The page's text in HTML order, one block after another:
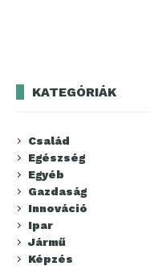
KATEGÓRIÁK
Család
Egészség
Egyéb
Gazdaság
Innováció
Ipar
Jármű
Képzés